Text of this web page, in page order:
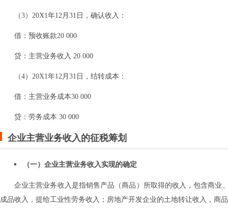
（3）20X1年12月31日，确认收入：
借：预收账款20 000
贷：主营业务收入 20 000
（4）20X1年12月31日，结转成本：
借：主营业务成本30 000
贷：劳务成本 30 000
企业主营业务收入的征税筹划
（一）企业主营业务收入实现的确定
企业主营业务收入是指销售产品（商品）所取得的收入，包含商
成品收入，提给工业性劳务收入；房地产开发企业的土地转让收入，商